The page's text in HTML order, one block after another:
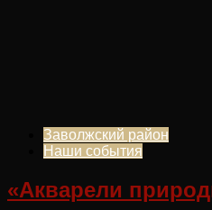
Заволжский район
Наши события
«Акварели